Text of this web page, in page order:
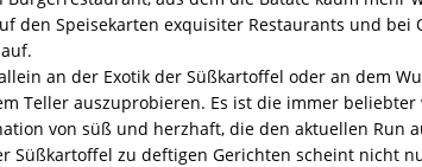
den Speisekarten exquisiter Restaurants und bei
auf.
an der Exotik der Süßkartoffel oder an dem
Teller auszuprobieren. Es ist die immer
von süß und herzhaft, die den aktuellen Run
Süßkartoffel zu deftigen Gerichten scheint nicht